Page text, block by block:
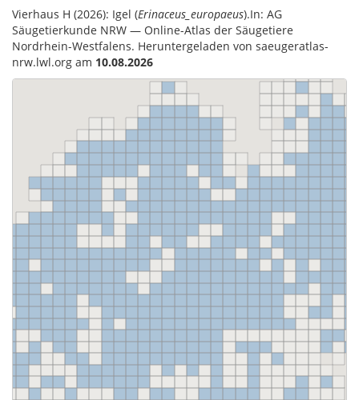
Vierhaus H (2026): Igel (Erinaceus_europaeus).In: AG
Säugetierkunde NRW — Online-Atlas der Säugetiere
Nordrhein-Westfalens. Heruntergeladen von saeugeratlas-
nrw.lwl.org am 10.08.2026